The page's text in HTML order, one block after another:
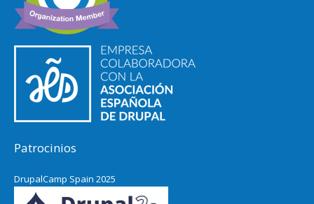
Patrocinios
DrupalCamp Spain 2025